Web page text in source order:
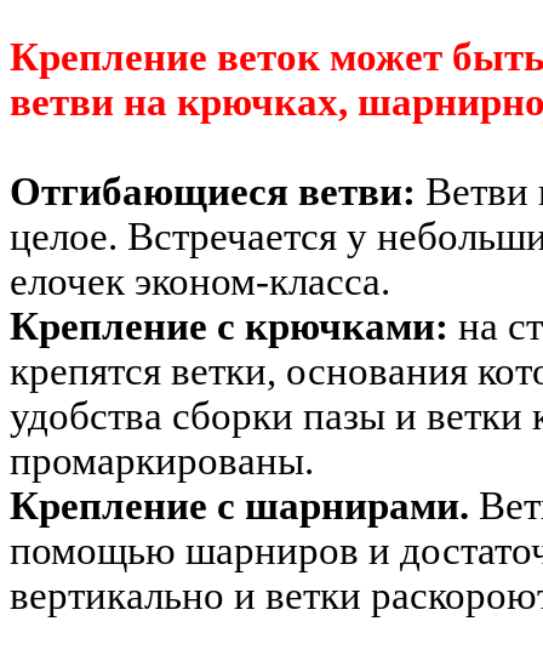
Крепление веток может
ветви на крючках,
Отгибающиеся ветви: Ветви
целое. Встречается у
елочек эконом-класса.
Крепление с крючками: на
крепятся ветки, основания
удобства сборки пазы и ветки
промаркированы.
Крепление с шарнирами.
помощью шарниров и
вертикально и ветки